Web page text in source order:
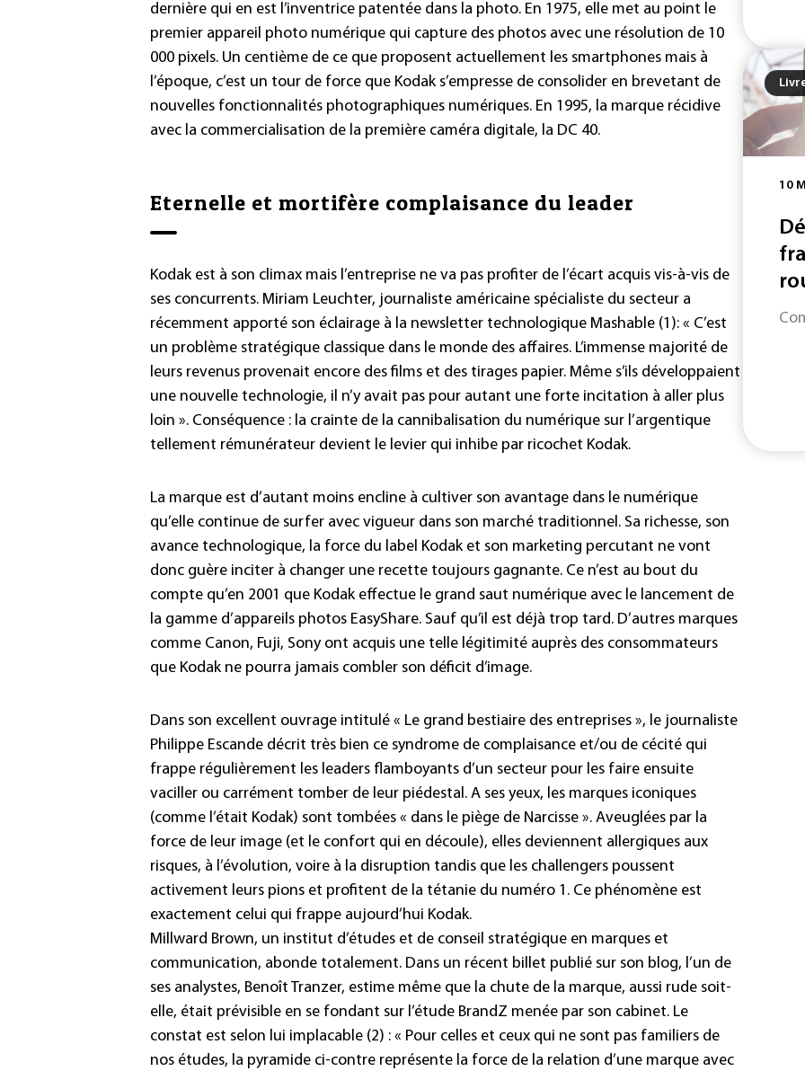
dernière qui en est l’inventrice patentée dans la photo. En 1975, elle met au point le
premier appareil photo numérique qui capture des photos avec une résolution de 10
000 pixels. Un centième de ce que proposent actuellement les smartphones mais à
l’époque, c’est un tour de force que Kodak s’empresse de consolider en brevetant de
nouvelles fonctionnalités photographiques numériques. En 1995, la marque récidive
avec la commercialisation de la première caméra digitale, la DC 40.
Eternelle et mortifère complaisance du leader
Kodak est à son climax mais l’entreprise ne va pas profiter de l’écart acquis vis-à-vis de
ses concurrents. Miriam Leuchter, journaliste américaine spécialiste du secteur a
récemment apporté son éclairage à la newsletter technologique Mashable (1): « C’est
un problème stratégique classique dans le monde des affaires. L’immense majorité de
leurs revenus provenait encore des films et des tirages papier. Même s’ils développaient
une nouvelle technologie, il n’y avait pas pour autant une forte incitation à aller plus
loin ». Conséquence : la crainte de la cannibalisation du numérique sur l’argentique
tellement rémunérateur devient le levier qui inhibe par ricochet Kodak.
La marque est d’autant moins encline à cultiver son avantage dans le numérique
qu’elle continue de surfer avec vigueur dans son marché traditionnel. Sa richesse, son
avance technologique, la force du label Kodak et son marketing percutant ne vont
donc guère inciter à changer une recette toujours gagnante. Ce n’est au bout du
compte qu’en 2001 que Kodak effectue le grand saut numérique avec le lancement de
la gamme d’appareils photos EasyShare. Sauf qu’il est déjà trop tard. D’autres marques
comme Canon, Fuji, Sony ont acquis une telle légitimité auprès des consommateurs
que Kodak ne pourra jamais combler son déficit d’image.
Dans son excellent ouvrage intitulé « Le grand bestiaire des entreprises », le journaliste
Philippe Escande décrit très bien ce syndrome de complaisance et/ou de cécité qui
frappe régulièrement les leaders flamboyants d’un secteur pour les faire ensuite
vaciller ou carrément tomber de leur piédestal. A ses yeux, les marques iconiques
(comme l’était Kodak) sont tombées « dans le piège de Narcisse ». Aveuglées par la
force de leur image (et le confort qui en découle), elles deviennent allergiques aux
risques, à l’évolution, voire à la disruption tandis que les challengers poussent
activement leurs pions et profitent de la tétanie du numéro 1. Ce phénomène est
exactement celui qui frappe aujourd’hui Kodak.
Millward Brown, un institut d’études et de conseil stratégique en marques et
communication, abonde totalement. Dans un récent billet publié sur son blog, l’un de
ses analystes, Benoît Tranzer, estime même que la chute de la marque, aussi rude soit-
elle, était prévisible en se fondant sur l’étude BrandZ menée par son cabinet. Le
constat est selon lui implacable (2) : « Pour celles et ceux qui ne sont pas familiers de
nos études, la pyramide ci-contre représente la force de la relation d’une marque avec
10